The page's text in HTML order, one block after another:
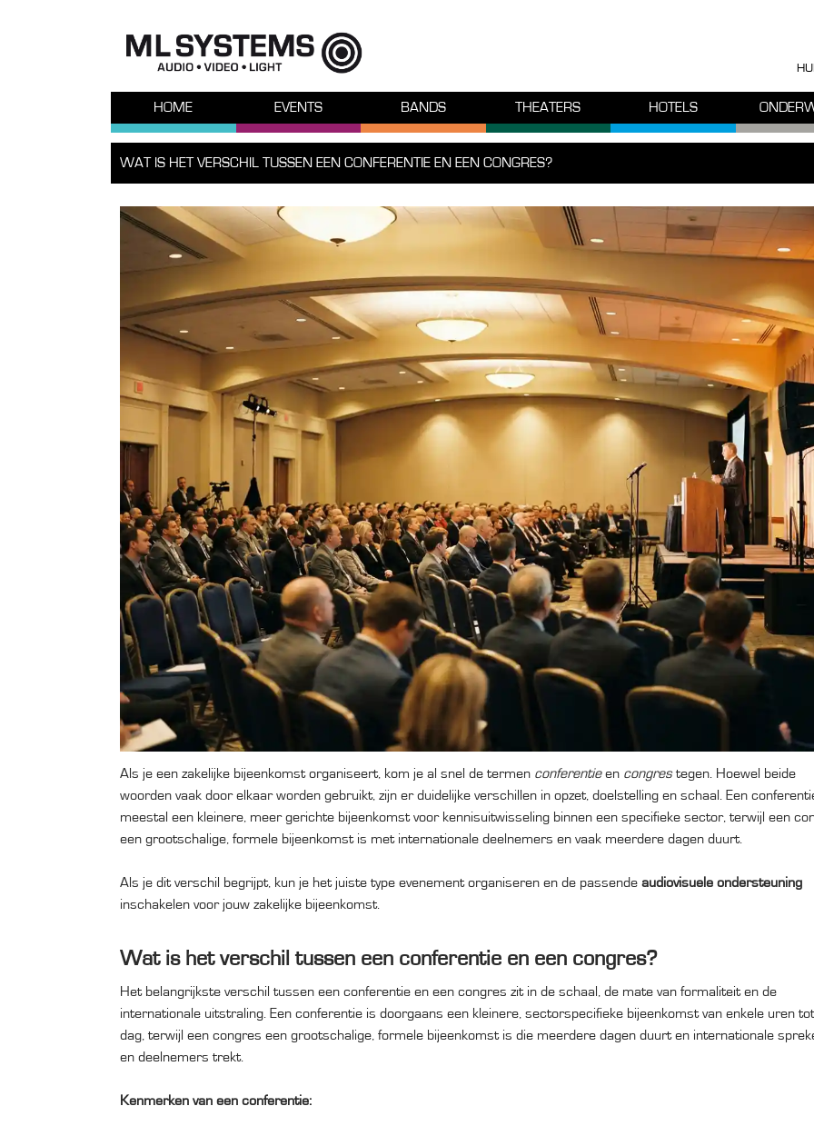
HOME EVENTS BANDS THEATERS HOTELS
WAT IS HET VERSCHIL TUSSEN EEN CONFERENTIE EN EEN CONGRES?
Als je een zakelijke bijeenkomst organiseert, kom je al snel de termen conferentieen congrestegen. Hoewel beide
woorden vaak door elkaar worden gebruikt, zijn er duidelijke verschillen in opzet, doelstelling en schaal. Een
meestal een kleinere, meer gerichte bijeenkomst voor kennisuitwisseling binnen een specifieke sector, terwijl een
een grootschalige, formele bijeenkomst is met internationale deelnemers en vaak meerdere dagen duurt.
Als je dit verschil begrijpt, kun je het juiste type evenement organiseren en de passende audiovisuele ondersteuning
inschakelen voor jouw zakelijke bijeenkomst.
Wat is het verschil tussen een conferentie en een congres?
Het belangrijkste verschil tussen een conferentie en een congres zit in de schaal, de mate van formaliteit en de
internationale uitstraling. Een conferentie is doorgaans een kleinere, sectorspecifieke bijeenkomst van enkele uren
dag, terwijl een congres een grootschalige, formele bijeenkomst is die meerdere dagen duurt en internationale
en deelnemers trekt.
Kenmerken van een conferentie: